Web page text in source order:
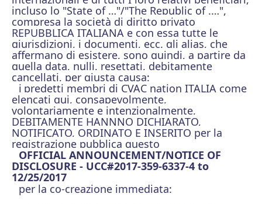
incluso lo "State of …"/"The Republic of .…",
compresa la società di diritto privato
REPUBBLICA ITALIANA e con essa tutte le
giurisdizioni, i documenti, ecc. gli alias, che
affermano di esistere, sono quindi, a partire da
quella data, nulli, resettati, debitamente
cancellati, per giusta causa:
i predetti membri di CVAC nation ITALIA come
elencati qui, consapevolmente,
volontariamente e intenzionalmente,
DEBITAMENTE HANNNO DICHIARATO,
NOTIFICATO, ORDINATO E INSERITO per la
registrazione pubblica questo
OFFICIAL ANNOUNCEMENT/NOTICE OF
DISCLOSURE - UCC#2017-359-6337-4 to
12/25/2017
per la co-creazione immediata: